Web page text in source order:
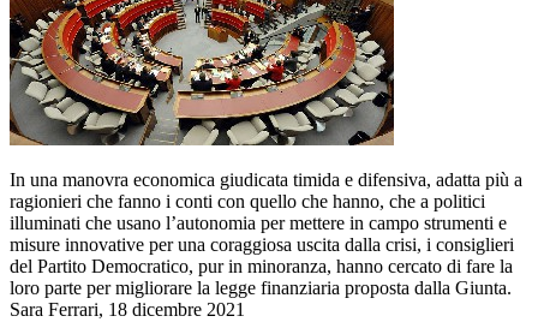
In una manovra economica giudicata timida e difensiva, adatta più a
ragionieri che fanno i conti con quello che hanno, che a politici
illuminati che usano l’autonomia per mettere in campo strumenti e
misure innovative per una coraggiosa uscita dalla crisi, i consiglieri
del Partito Democratico, pur in minoranza, hanno cercato di fare la
loro parte per migliorare la legge finanziaria proposta dalla Giunta.
Sara Ferrari, 18 dicembre 2021